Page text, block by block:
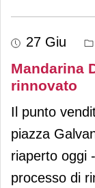
27 Giu
Mandarina
rinnovato
Il punto
piazza
riaperto oggi
processo di